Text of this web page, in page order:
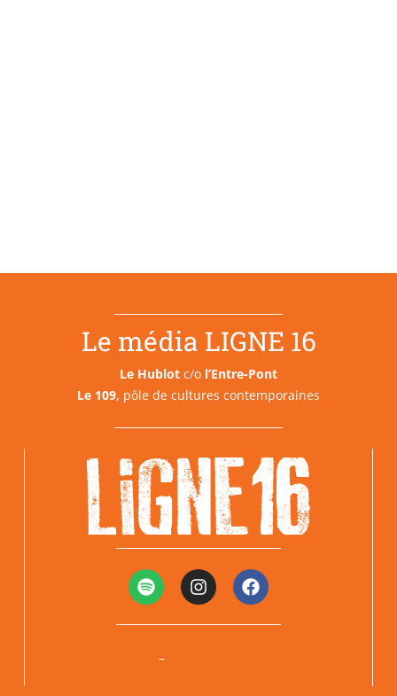
Le média LIGNE 16
Le Hublot c/o l’Entre-Pont
Le 109, pôle de cultures contemporaines
–